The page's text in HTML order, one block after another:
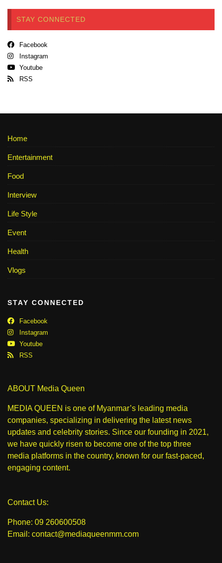
STAY CONNECTED
Facebook
Instagram
Youtube
RSS
Home
Entertainment
Food
Interview
Life Style
Event
Health
Vlogs
STAY CONNECTED
Facebook
Instagram
Youtube
RSS
ABOUT Media Queen
MEDIA QUEEN is one of Myanmar’s leading media
companies, specializing in delivering the latest news
updates and celebrity stories. Since our founding in 2021,
we have quickly risen to become one of the top three
media platforms in the country, known for our fast-paced,
engaging content.
Contact Us:
Phone: 09 260600508
Email: contact@mediaqueenmm.com